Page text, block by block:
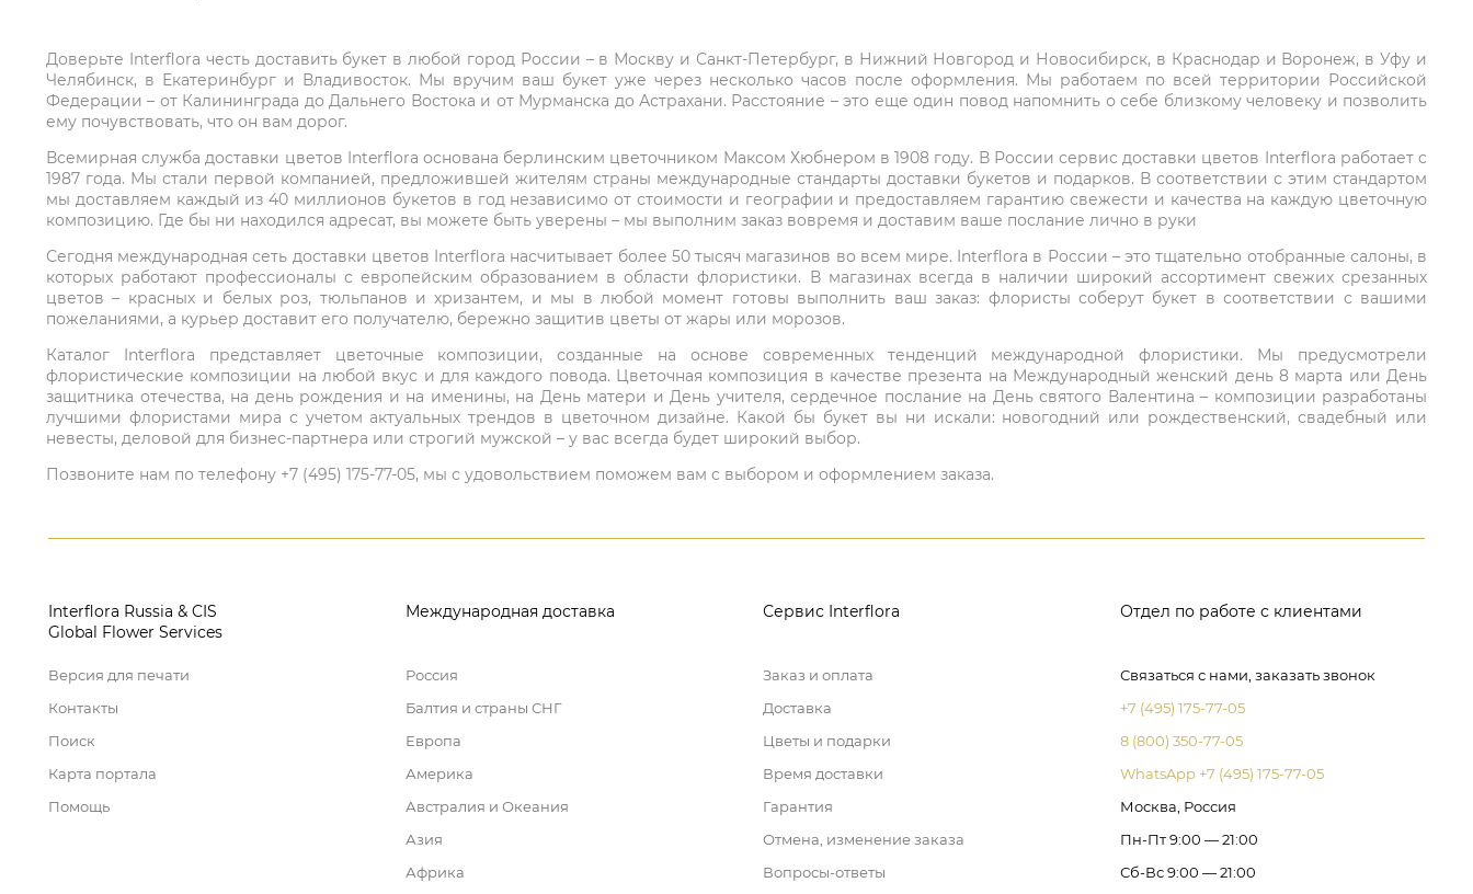
Доверьте Interflora честь доставить букет в любой город России – в Москву и Санкт-Петербург, в Нижний Новгород и Новосибирск, в Краснодар и Воронеж, в Уфу и
Челябинск, в Екатеринбург и Владивосток. Мы вручим ваш букет уже через несколько часов после оформления. Мы работаем по всей территории Российской
Федерации – от Калининграда до Дальнего Востока и от Мурманска до Астрахани. Расстояние – это еще один повод напомнить о себе близкому человеку и позволить
ему почувствовать, что он вам дорог.
Всемирная служба доставки цветов Interflora основана берлинским цветочником Максом Хюбнером в 1908 году. В России сервис доставки цветов Interflora работает с
1987 года. Мы стали первой компанией, предложившей жителям страны международные стандарты доставки букетов и подарков. В соответствии с этим стандартом
мы доставляем каждый из 40 миллионов букетов в год независимо от стоимости и географии и предоставляем гарантию свежести и качества на каждую цветочную
композицию. Где бы ни находился адресат, вы можете быть уверены – мы выполним заказ вовремя и доставим ваше послание лично в руки
Сегодня международная сеть доставки цветов Interflora насчитывает более 50 тысяч магазинов во всем мире. Interflora в России – это тщательно отобранные салоны, в
которых работают профессионалы с европейским образованием в области флористики. В магазинах всегда в наличии широкий ассортимент свежих срезанных
цветов – красных и белых роз, тюльпанов и хризантем, и мы в любой момент готовы выполнить ваш заказ: флористы соберут букет в соответствии с вашими
пожеланиями, а курьер доставит его получателю, бережно защитив цветы от жары или морозов.
Каталог Interflora представляет цветочные композиции, созданные на основе современных тенденций международной флористики. Мы предусмотрели
флористические композиции на любой вкус и для каждого повода. Цветочная композиция в качестве презента на Международный женский день 8 марта или День
защитника отечества, на день рождения и на именины, на День матери и День учителя, сердечное послание на День святого Валентина – композиции разработаны
лучшими флористами мира с учетом актуальных трендов в цветочном дизайне. Какой бы букет вы ни искали: новогодний или рождественский, свадебный или
невесты, деловой для бизнес-партнера или строгий мужской – у вас всегда будет широкий выбор.
Позвоните нам по телефону +7 (495) 175-77-05, мы с удовольствием поможем вам с выбором и оформлением заказа.
Interflora Russia & CIS
Global Flower Services
Версия для печати
Контакты
Поиск
Карта портала
Помощь
Международная доставка
Россия
Балтия и страны СНГ
Европа
Америка
Австралия и Океания
Азия
Африка
Сервис Interflora
Заказ и оплата
Доставка
Цветы и подарки
Время доставки
Гарантия
Отмена, изменение заказа
Вопросы-ответы
Отдел по работе с клиентами
Связаться с нами, заказать звонок
+7 (495) 175-77-05
8 (800) 350-77-05
WhatsApp +7 (495) 175-77-05
Москва, Россия
Пн-Пт 9:00 — 21:00
Сб-Вс 9:00 — 21:00